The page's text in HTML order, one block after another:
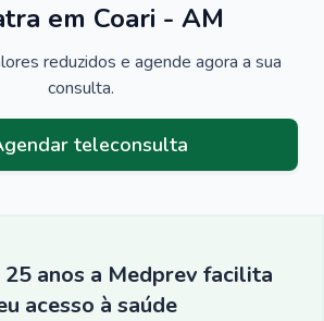
em Coari - AM
reduzidos e agende agora a sua
consulta.
teleconsulta
25 anos a Medprev facilita
acesso à saúde